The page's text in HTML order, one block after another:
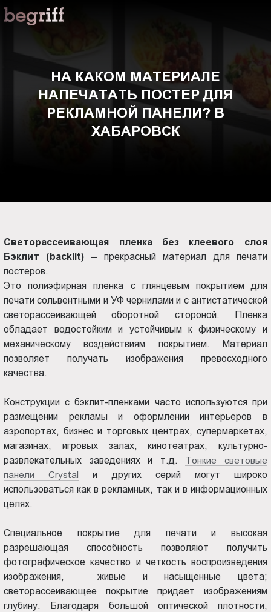
На
каком
материале
напечатать
в
Хабаровск
НА КАКОМ МАТЕРИАЛЕ
НАПЕЧАТАТЬ ПОСТЕР ДЛЯ
РЕКЛАМНОЙ ПАНЕЛИ? В
ХАБАРОВСК
Светорассеивающая пленка без клеевого слоя
Бэклит (backlit) – прекрасный материал для печати
постеров.
Это полиэфирная пленка с глянцевым покрытием для
печати сольвентными и УФ чернилами и с антистатической
светорассеивающей оборотной стороной. Пленка
обладает водостойким и устойчивым к физическому и
механическому воздействиям покрытием. Материал
позволяет получать изображения превосходного
качества.
Конструкции с бэклит-пленками часто используются при
размещении рекламы и оформлении интерьеров в
аэропортах, бизнес и торговых центрах, супермаркетах,
магазинах, игровых залах, кинотеатрах, культурно-
развлекательных заведениях и т.д. Тонкие световые
панели Crystal и других серий могут широко
использоваться как в рекламных, так и в информационных
целях.
Специальное покрытие для печати и высокая
разрешающая способность позволяют получить
фотографическое качество и четкость воспроизведения
изображения, живые и насыщенные цвета;
светорассеивающее покрытие придает изображениям
глубину. Благодаря большой оптической плотности,
ООО
"Компания
+73433454747
RUB
Пн.-
Пт.:
9.00-
18.00
Сб.,
Вс.:
выходной